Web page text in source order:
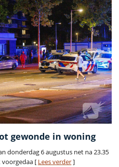
gewonde in woning
donderdag 6 augustus net na 23.35
voorgedaa [ Lees verder]